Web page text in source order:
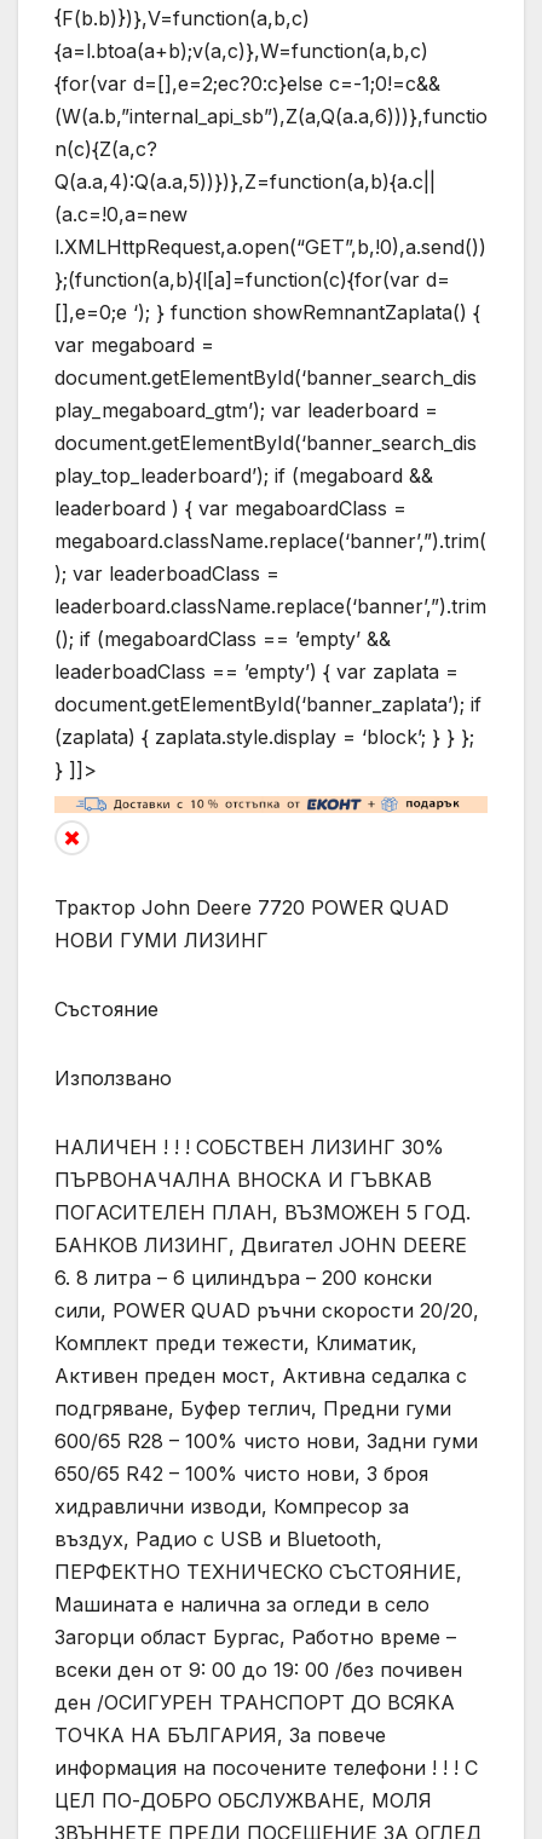
{F(b.b)})},V=function(a,b,c)
{a=l.btoa(a+b);v(a,c)},W=function(a,b,c)
{for(var d=[],e=2;ec?0:c}else c=-1;0!=c&&
(W(a.b,”internal_api_sb”),Z(a,Q(a.a,6)))},functio
n(c){Z(a,c?
Q(a.a,4):Q(a.a,5))})},Z=function(a,b){a.c||
(a.c=!0,a=new
l.XMLHttpRequest,a.open(“GET”,b,!0),a.send())
};(function(a,b){l[a]=function(c){for(var d=
[],e=0;e ‘); } function showRemnantZaplata() {
var megaboard =
document.getElementById(‘banner_search_dis
play_megaboard_gtm’); var leaderboard =
document.getElementById(‘banner_search_dis
play_top_leaderboard’); if (megaboard &&
leaderboard ) { var megaboardClass =
megaboard.className.replace(‘banner’,”).trim(
); var leaderboadClass =
leaderboard.className.replace(‘banner’,”).trim
(); if (megaboardClass == ’empty’ &&
leaderboadClass == ’empty’) { var zaplata =
document.getElementById(‘banner_zaplata’); if
(zaplata) { zaplata.style.display = ‘block’; } } };
} ]]>
Трактор John Deere 7720 POWER QUAD
НОВИ ГУМИ ЛИЗИНГ
Състояние
Използвано
НАЛИЧЕН ! ! ! СОБСТВЕН ЛИЗИНГ 30%
ПЪРВОНАЧАЛНА ВНОСКА И ГЪВКАВ
ПОГАСИТЕЛЕН ПЛАН, ВЪЗМОЖЕН 5 ГОД.
БАНКОВ ЛИЗИНГ, Двигател JOHN DEERE
6. 8 литра – 6 цилиндъра – 200 конски
сили, POWER QUAD ръчни скорости 20/20,
Комплект преди тежести, Климатик,
Активен преден мост, Активна седалка с
подгряване, Буфер теглич, Предни гуми
600/65 R28 – 100% чисто нови, Задни гуми
650/65 R42 – 100% чисто нови, 3 броя
хидравлични изводи, Компресор за
въздух, Радио с USB и Bluetooth,
ПЕРФЕКТНО ТЕХНИЧЕСКО СЪСТОЯНИЕ,
Машината е налична за огледи в село
Загорци област Бургас, Работно време –
всеки ден от 9: 00 до 19: 00 /без почивен
ден /ОСИГУРЕН ТРАНСПОРТ ДО ВСЯКА
ТОЧКА НА БЪЛГАРИЯ, За повече
информация на посочените телефони ! ! ! С
ЦЕЛ ПО-ДОБРО ОБСЛУЖВАНЕ, МОЛЯ
ЗВЪННЕТЕ ПРЕДИ ПОСЕЩЕНИЕ ЗА ОГЛЕД